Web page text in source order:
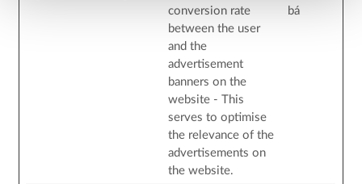
conversion rate
between the user
and the
advertisement
banners on the
website - This
serves to optimise
the relevance of the
advertisements on
the website.
bá